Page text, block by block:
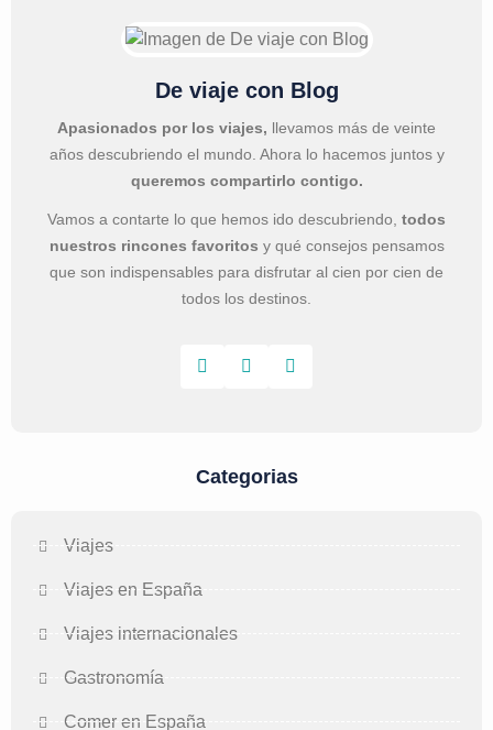
De viaje con Blog
Apasionados por los viajes, llevamos más de veinte
años descubriendo el mundo. Ahora lo hacemos juntos y
queremos compartirlo contigo.
Vamos a contarte lo que hemos ido descubriendo, todos
nuestros rincones favoritos y qué consejos pensamos
que son indispensables para disfrutar al cien por cien de
todos los destinos.
Categorias
Viajes
Viajes en España
Viajes internacionales
Gastronomía
Comer en España